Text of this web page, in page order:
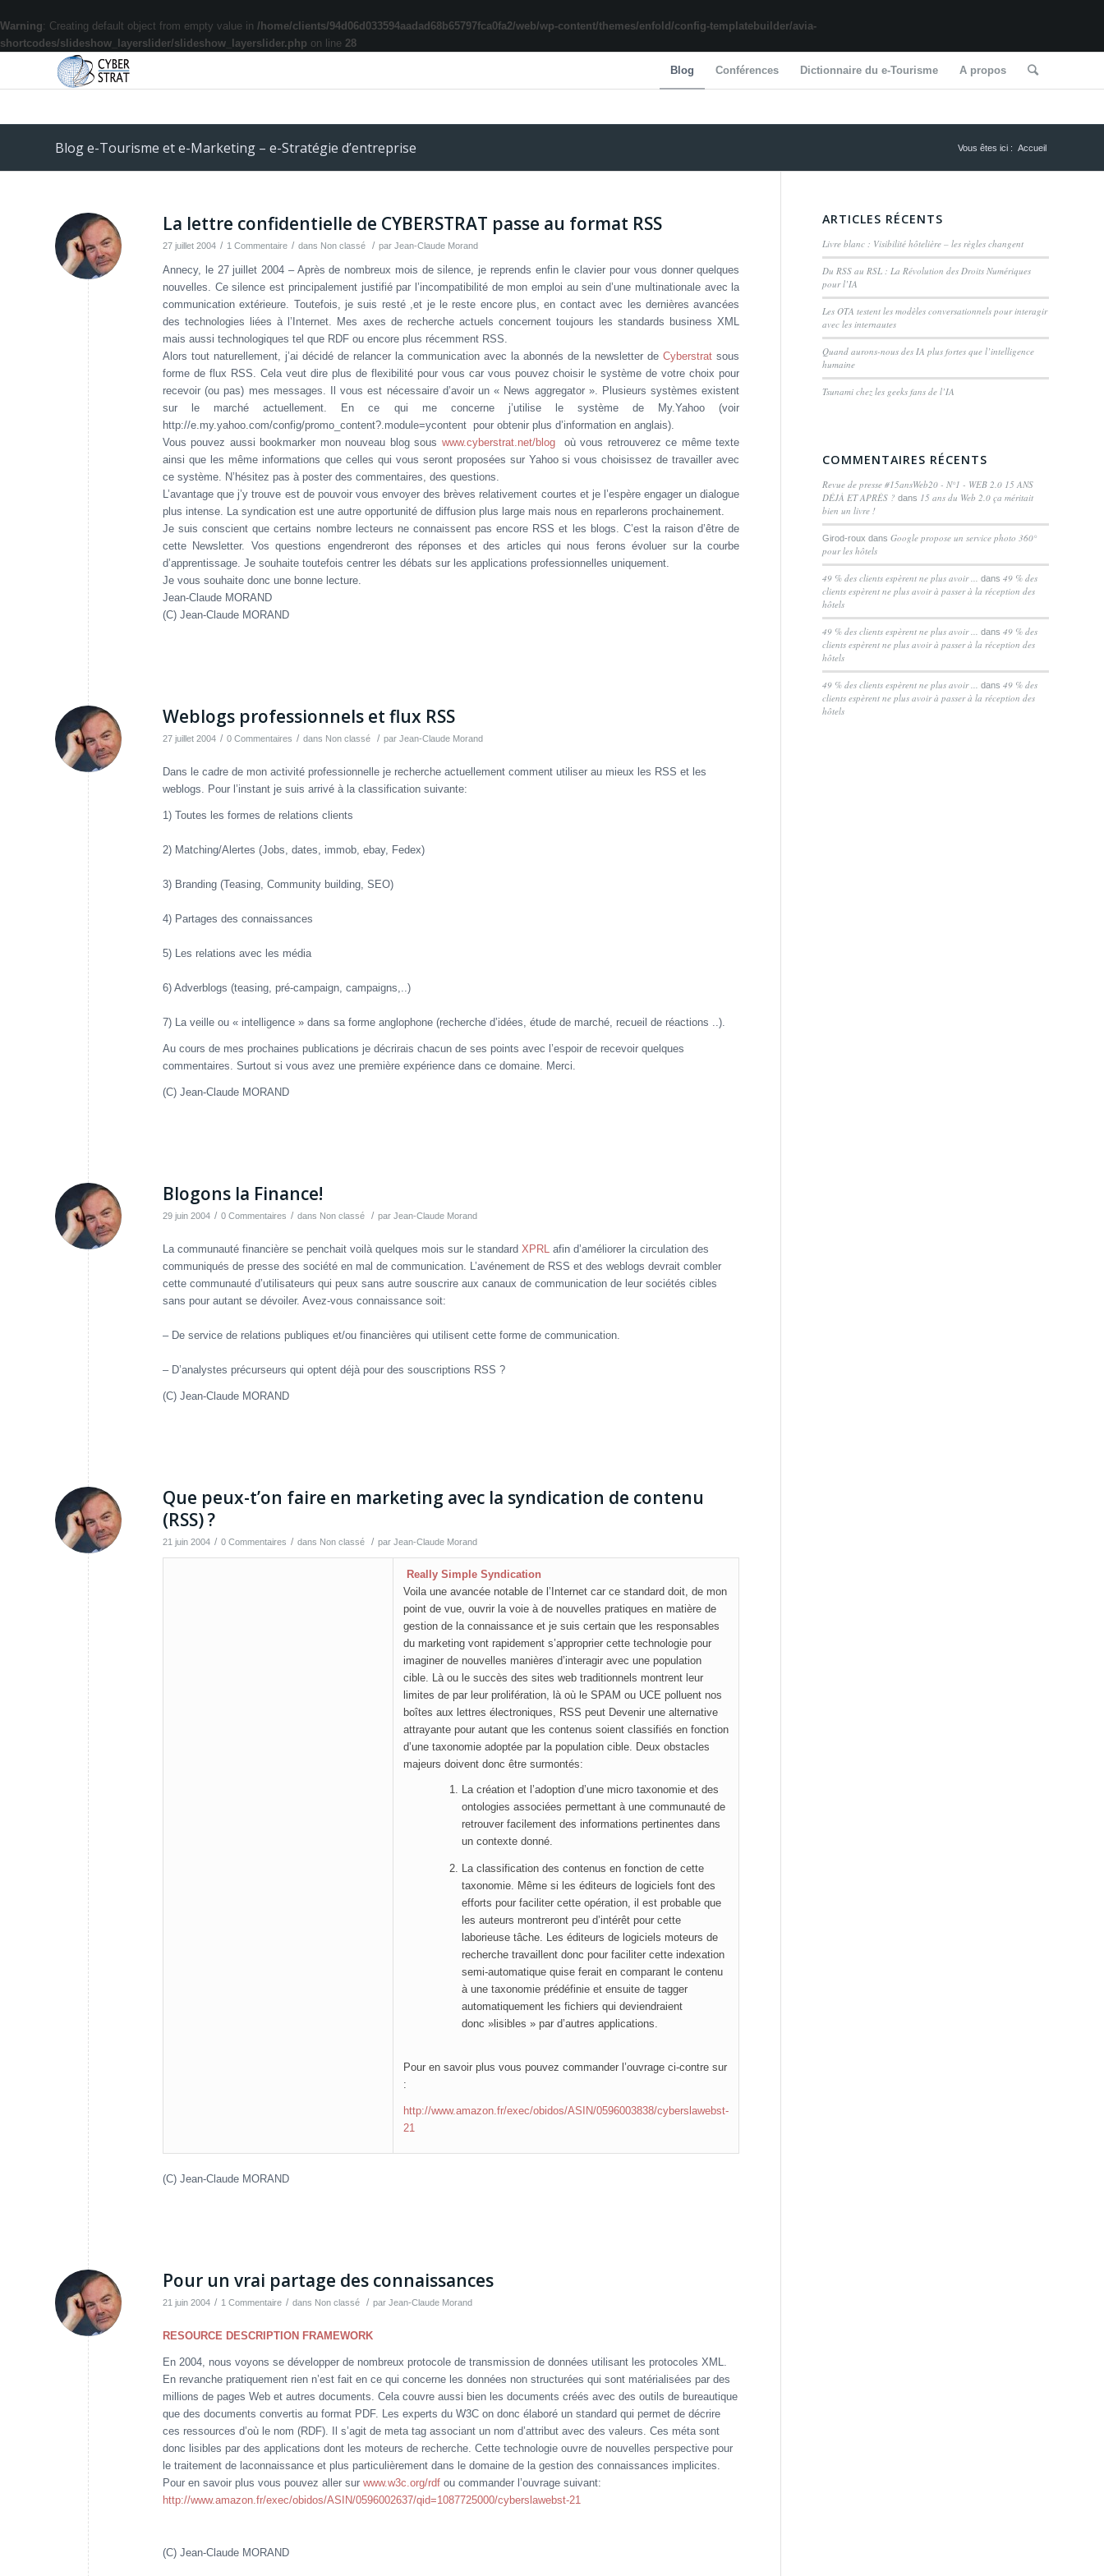
Warning: Creating default object from empty value in /home/clients/94d06d033594aadad68b65797fca0fa2/web/wp-content/themes/enfold/config-templatebuilder/avia-
shortcodes/slideshow_layerslider/slideshow_layerslider.php on line 28
Blog Conférences Dictionnaire du e-Tourisme A propos
Blog e-Tourisme et e-Marketing – e-Stratégie d’entreprise Vous êtes ici : Accueil
La lettre confidentielle de CYBERSTRAT passe au format RSS
27 juillet 2004 / 1 Commentaire / dans Non classé / par Jean-Claude Morand
Annecy, le 27 juillet 2004 – Après de nombreux mois de silence, je reprends enfin le clavier pour vous donner quelques
nouvelles. Ce silence est principalement justifié par l’incompatibilité de mon emploi au sein d’une multinationale avec la
communication extérieure. Toutefois, je suis resté ,et je le reste encore plus, en contact avec les dernières avancées
des technologies liées à l’Internet. Mes axes de recherche actuels concernent toujours les standards business XML
mais aussi technologiques tel que RDF ou encore plus récemment RSS.
Alors tout naturellement, j’ai décidé de relancer la communication avec la abonnés de la newsletter deCyberstrat sous
forme de flux RSS. Cela veut dire plus de flexibilité pour vous car vous pouvez choisir le système de votre choix pour
recevoir (ou pas) mes messages. Il vous est nécessaire d’avoir un « News aggregator ». Plusieurs systèmes existent
sur le marché actuellement. En ce qui me concerne j’utilise le système de My.Yahoo(voir
http://e.my.yahoo.com/config/promo_content?.module=ycontent pour obtenir plus d’information en anglais).
Vous pouvez aussi bookmarker mon nouveau blog sous www.cyberstrat.net/blogoù vous retrouverez ce même texte
ainsi que les même informations que celles qui vous seront proposées sur Yahoo si vous choisissez de travailler avec
ce système. N’hésitez pas à poster des commentaires, des questions.
L’avantage que j’y trouve est de pouvoir vous envoyer des brèves relativement courtes et je l’espère engager un dialogue
plus intense. La syndication est une autre opportunité de diffusion plus large mais nous en reparlerons prochainement.
Je suis conscient que certains nombre lecteurs ne connaissent pas encore RSS et les blogs. C’est la raison d’être de
cette Newsletter. Vos questions engendreront des réponses et des articles qui nous ferons évoluer sur la courbe
d’apprentissage. Je souhaite toutefois centrer les débats sur les applications professionnelles uniquement.
Je vous souhaite donc une bonne lecture.
Jean-Claude MORAND
(C) Jean-Claude MORAND
Weblogs professionnels et flux RSS
27 juillet 2004 / 0 Commentaires / dans Non classé / par Jean-Claude Morand
Dans le cadre de mon activité professionnelle je recherche actuellement comment utiliser au mieux les RSS et les
weblogs. Pour l’instant je suis arrivé à la classification suivante:
1) Toutes les formes de relations clients
2) Matching/Alertes (Jobs, dates, immob, ebay, Fedex)
3) Branding (Teasing, Community building, SEO)
4) Partages des connaissances
5) Les relations avec les média
6) Adverblogs (teasing, pré-campaign, campaigns,..)
7) La veille ou « intelligence » dans sa forme anglophone (recherche d’idées, étude de marché, recueil de réactions ..).
Au cours de mes prochaines publications je décrirais chacun de ses points avec l’espoir de recevoir quelques
commentaires. Surtout si vous avez une première expérience dans ce domaine. Merci.
(C) Jean-Claude MORAND
Blogons la Finance!
29 juin 2004 / 0 Commentaires / dans Non classé / par Jean-Claude Morand
La communauté financière se penchait voilà quelques mois sur le standard XPRL afin d’améliorer la circulation des
communiqués de presse des société en mal de communication. L’avénement de RSS et des weblogs devrait combler
cette communauté d’utilisateurs qui peux sans autre souscrire aux canaux de communication de leur sociétés cibles
sans pour autant se dévoiler. Avez-vous connaissance soit:
– De service de relations publiques et/ou financières qui utilisent cette forme de communication.
– D’analystes précurseurs qui optent déjà pour des souscriptions RSS ?
(C) Jean-Claude MORAND
Que peux-t’on faire en marketing avec la syndication de contenu
(RSS) ?
21 juin 2004 / 0 Commentaires / dans Non classé / par Jean-Claude Morand
Really Simple Syndication
Voila une avancée notable de l’Internet car ce standard doit, de mon
point de vue, ouvrir la voie à de nouvelles pratiques en matière de
gestion de la connaissance et je suis certain que les responsables
du marketing vont rapidement s’approprier cette technologie pour
imaginer de nouvelles manières d’interagir avec une population
cible. Là ou le succès des sites web traditionnels montrent leur
limites de par leur prolifération, là où le SPAM ou UCE polluent nos
boîtes aux lettres électroniques, RSS peut Devenir une alternative
attrayante pour autant que les contenus soient classifiés en fonction
d’une taxonomie adoptée par la population cible. Deux obstacles
majeurs doivent donc être surmontés:
La création et l’adoption d’une micro taxonomie et des
ontologies associées permettant à une communauté de
retrouver facilement des informations pertinentes dans
un contexte donné.
La classification des contenus en fonction de cette
taxonomie. Même si les éditeurs de logiciels font des
efforts pour faciliter cette opération, il est probable que
les auteurs montreront peu d’intérêt pour cette
laborieuse tâche. Les éditeurs de logiciels moteurs de
recherche travaillent donc pour faciliter cette indexation
semi-automatique quise ferait en comparant le contenu
à une taxonomie prédéfinie et ensuite de tagger
automatiquement les fichiers qui deviendraient
donc »lisibles » par d’autres applications.
Pour en savoir plus vous pouvez commander l’ouvrage ci-contre sur
:
http://www.amazon.fr/exec/obidos/ASIN/0596003838/cyberslawebst-
21
(C) Jean-Claude MORAND
Pour un vrai partage des connaissances
21 juin 2004 / 1 Commentaire / dans Non classé / par Jean-Claude Morand
RESOURCE DESCRIPTION FRAMEWORK
En 2004, nous voyons se développer de nombreux protocole de transmission de données utilisant les protocoles XML.
En revanche pratiquement rien n’est fait en ce qui concerne les données non structurées qui sont matérialisées par des
millions de pages Web et autres documents. Cela couvre aussi bien les documents créés avec des outils de bureautique
que des documents convertis au format PDF. Les experts du W3C on donc élaboré un standard qui permet de décrire
ces ressources d’où le nom (RDF). Il s’agit de meta tag associant un nom d’attribut avec des valeurs. Ces méta sont
donc lisibles par des applications dont les moteurs de recherche. Cette technologie ouvre de nouvelles perspective pour
le traitement de laconnaissance et plus particulièrement dans le domaine de la gestion des connaissances implicites.
Pour en savoir plus vous pouvez aller sur www.w3c.org/rdf ou commander l’ouvrage suivant:
http://www.amazon.fr/exec/obidos/ASIN/0596002637/qid=1087725000/cyberslawebst-21
(C) Jean-Claude MORAND
ARTICLES RÉCENTS
Livre blanc : Visibilité hôtelière – les règles changent
Du RSS au RSL : La Révolution des Droits Numériques
pour l’IA
Les OTA testent les modèles conversationnels pour interagir
avec les internautes
Quand aurons-nous des IA plus fortes que l’intelligence
humaine
Tsunami chez les geeks fans de l’IA
COMMENTAIRES RÉCENTS
Revue de presse #15ansWeb20 - N°1 - WEB 2.0 15 ANS
DÉJÀ ET APRÈS ? dans 15 ans du Web 2.0 ça méritait
bien un livre !
Girod-roux dansGoogle propose un service photo 360°
pour les hôtels
49 % des clients espèrent ne plus avoir ... dans49 % des
clients espèrent ne plus avoir à passer à la réception des
hôtels
49 % des clients espèrent ne plus avoir ... dans49 % des
clients espèrent ne plus avoir à passer à la réception des
hôtels
49 % des clients espèrent ne plus avoir ... dans49 % des
clients espèrent ne plus avoir à passer à la réception des
hôtels